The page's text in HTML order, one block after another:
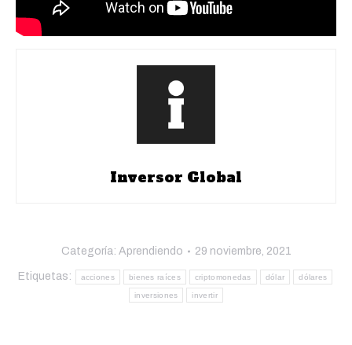
Inversor Global
Categoría: Aprendiendo 29 noviembre, 2021
Etiquetas: acciones bienes raíces criptomonedas dólar dólares
inversiones invertir